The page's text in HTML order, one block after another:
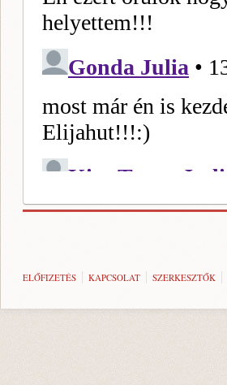
ELŐFIZETÉS KAPCSOLAT SZERKESZTŐK